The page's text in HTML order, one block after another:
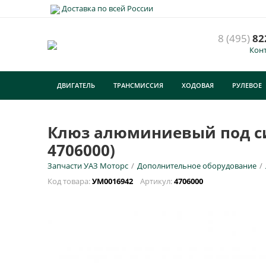
Доставка по всей России
8 (495)
ДВИГАТЕЛЬ ТРАНСМИССИЯ ХОДОВАЯ РУЛЕВОЕ
Клюз алюминиевый под
4706000)
Запчасти УАЗ Моторс / Дополнительное оборудование /
Код товара:УМ0016942 Артикул:4706000